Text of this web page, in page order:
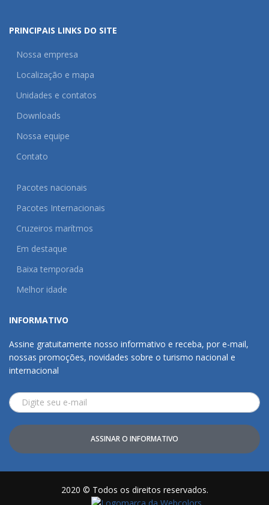
PRINCIPAIS LINKS DO SITE
Nossa empresa
Localização e mapa
Unidades e contatos
Downloads
Nossa equipe
Contato
Pacotes nacionais
Pacotes Internacionais
Cruzeiros marítmos
Em destaque
Baixa temporada
Melhor idade
INFORMATIVO
Assine gratuitamente nosso informativo e receba, por e-mail,
nossas promoções, novidades sobre o turismo nacional e
internacional
ASSINAR O INFORMATIVO
2020 © Todos os direitos reservados.